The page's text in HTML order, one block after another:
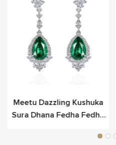
Meetu Dazzling Kushuka
Sura Dhana Fedha Fedha